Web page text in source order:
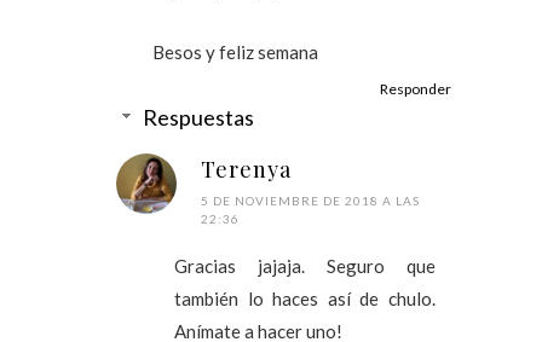
Besos y feliz semana
Responder
Respuestas
Terenya
5 DE NOVIEMBRE DE 2018 A LAS
22:36
Gracias jajaja. Seguro que
también lo haces así de chulo.
Anímate a hacer uno!